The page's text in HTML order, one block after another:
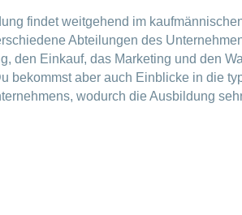
findet weitgehend im
Abteilungen des
den Einkauf, das Marketing und den
bekommst aber auch Einblicke in die
wodurch die Ausbildung